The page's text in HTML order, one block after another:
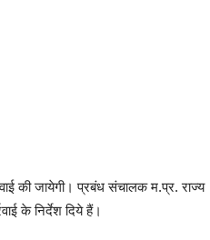
की जायेगी। प्रबंध संचालक म.प्र. राज्य
के निर्देश दिये हैं।